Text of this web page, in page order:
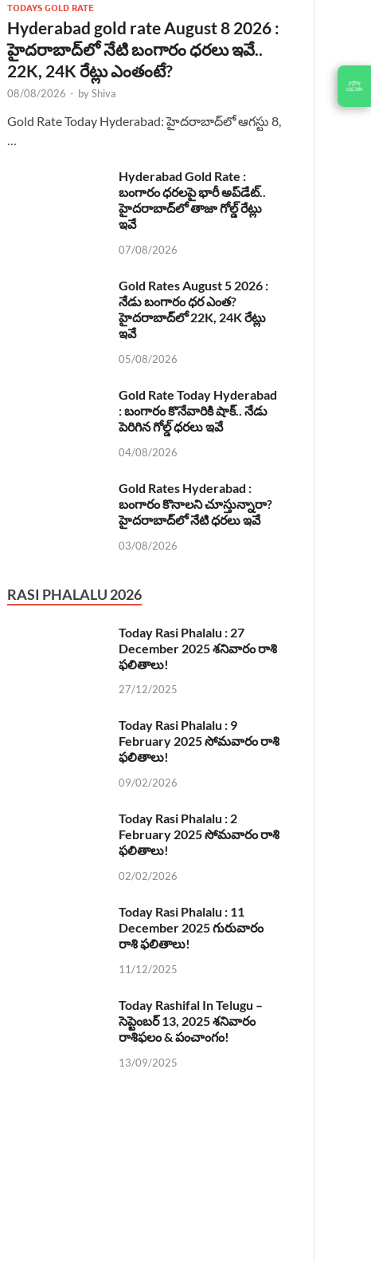
JOIN
US ON
TODAYS GOLD RATE
Hyderabad gold rate August 8 2026 :
హైదరాబాద్‌లో నేటి బంగారం ధరలు ఇవే..
22K, 24K రేట్లు ఎంతంటే?
08/08/2026 - byShiva
Gold Rate Today Hyderabad: హైదరాబాద్‌లో ఆగస్టు 8,
…
Hyderabad Gold Rate :
బంగారం ధరలపై భారీ అప్‌డేట్..
హైదరాబాద్‌లో తాజా గోల్డ్ రేట్లు
ఇవే
07/08/2026
Gold Rates August 5 2026 :
నేడు బంగారం ధర ఎంత?
హైదరాబాద్‌లో 22K, 24K రేట్లు
ఇవే
05/08/2026
Gold Rate Today Hyderabad
: బంగారం కొనేవారికి షాక్.. నేడు
పెరిగిన గోల్డ్ ధరలు ఇవే
04/08/2026
Gold Rates Hyderabad :
బంగారం కొనాలని చూస్తున్నారా?
హైదరాబాద్‌లో నేటి ధరలు ఇవే
03/08/2026
RASI PHALALU 2026
Today Rasi Phalalu : 27
December 2025 శనివారం రాశి
ఫలితాలు!
27/12/2025
Today Rasi Phalalu : 9
February 2025 సోమవారం రాశి
ఫలితాలు!
09/02/2026
Today Rasi Phalalu : 2
February 2025 సోమవారం రాశి
ఫలితాలు!
02/02/2026
Today Rasi Phalalu : 11
December 2025 గురువారం
రాశి ఫలితాలు!
11/12/2025
Today Rashifal In Telugu –
సెప్టెంబర్ 13, 2025 శనివారం
రాశిఫలం & పంచాంగం!
13/09/2025